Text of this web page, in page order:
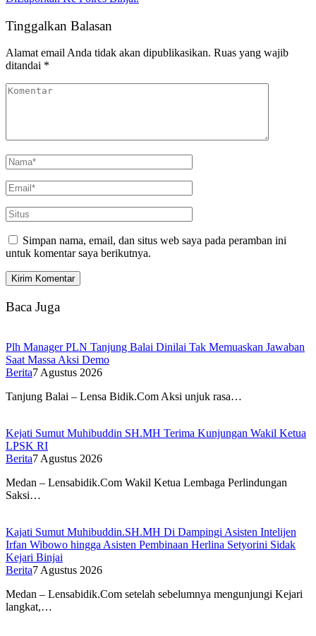
Tinggalkan Balasan
Alamat email Anda tidak akan dipublikasikan. Ruas yang wajib
ditandai *
Simpan nama, email, dan situs web saya pada peramban ini
untuk komentar saya berikutnya.
Baca Juga
Plh Manager PLN Tanjung Balai Dinilai Tak Memuaskan Jawaban
Saat Massa Aksi Demo
Berita7 Agustus 2026
Tanjung Balai – Lensa Bidik.Com Aksi unjuk rasa…
Kejati Sumut Muhibuddin SH.MH Terima Kunjungan Wakil Ketua
LPSK RI
Berita7 Agustus 2026
Medan – Lensabidik.Com Wakil Ketua Lembaga Perlindungan
Saksi…
Kajati Sumut Muhibuddin.SH.MH Di Dampingi Asisten Intelijen
Irfan Wibowo hingga Asisten Pembinaan Herlina Setyorini Sidak
Kejari Binjai
Berita7 Agustus 2026
Medan – Lensabidik.Com setelah sebelumnya mengunjungi Kejari
langkat,…